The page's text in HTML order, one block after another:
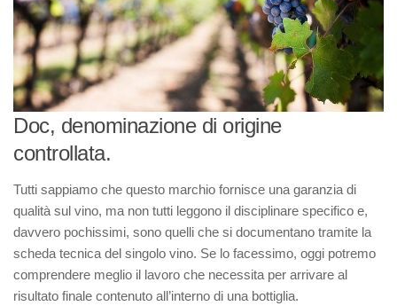
Doc, denominazione di origine
controllata.
Tutti sappiamo che questo marchio fornisce una garanzia di
qualità sul vino, ma non tutti leggono il disciplinare specifico e,
davvero pochissimi, sono quelli che si documentano tramite la
scheda tecnica del singolo vino. Se lo facessimo, oggi potremo
comprendere meglio il lavoro che necessita per arrivare al
risultato finale contenuto all’interno di una bottiglia.